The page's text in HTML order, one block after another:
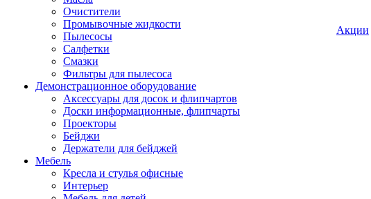
Очистители
Промывочные жидкости
Пылесосы
Салфетки
Смазки
Фильтры для пылесоса
Демонстрационное оборудование
Аксессуары для досок и флипчартов
Доски информационные, флипчарты
Проекторы
Бейджи
Держатели для бейджей
Мебель
Кресла и стулья офисные
Интерьер
Акции